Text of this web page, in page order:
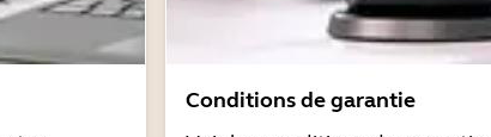
Conditions de garantie